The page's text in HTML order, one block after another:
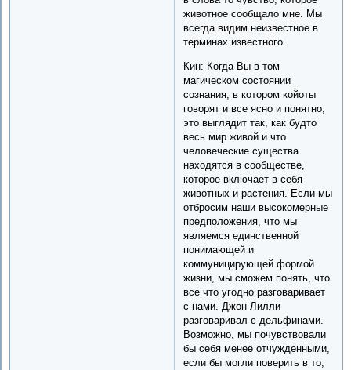
животное сообщало мне. Мы
всегда видим неизвестное в
терминах известного.
Кин: Когда Вы в том
магическом состоянии
сознания, в котором койоты
говорят и все ясно и понятно,
это выглядит так, как будто
весь мир живой и что
человеческие существа
находятся в сообществе,
которое включает в себя
животных и растения. Если мы
отбросим наши высокомерные
предположения, что мы
являемся единственной
понимающей и
коммуницирующей формой
жизни, мы сможем понять, что
все что угодно разговаривает
с нами. Джон Лилли
разговаривал с дельфинами.
Возможно, мы почувствовали
бы себя менее отчужденными,
если бы могли поверить в то,